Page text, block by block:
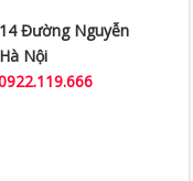
Đường Nguyễn
Nội